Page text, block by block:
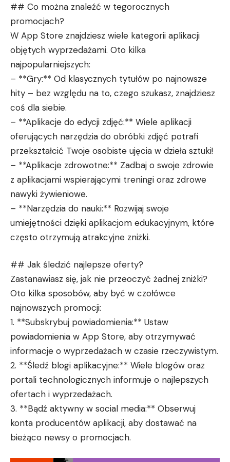
## Co można znaleźć w tegorocznych
promocjach?
W App Store znajdziesz wiele kategorii aplikacji
objętych wyprzedażami. Oto kilka
najpopularniejszych:
– **Gry:** Od klasycznych tytułów po najnowsze
hity – bez względu na to, czego szukasz, znajdziesz
coś dla siebie.
– **Aplikacje do edycji zdjęć:** Wiele aplikacji
oferujących narzędzia do obróbki zdjęć potrafi
przekształcić Twoje osobiste ujęcia w dzieła sztuki!
– **Aplikacje zdrowotne:** Zadbaj o swoje zdrowie
z aplikacjami wspierającymi treningi oraz zdrowe
nawyki żywieniowe.
– **Narzędzia do nauki:** Rozwijaj swoje
umiejętności dzięki aplikacjom edukacyjnym, które
często otrzymują atrakcyjne zniżki.
## Jak śledzić najlepsze oferty?
Zastanawiasz się, jak nie przeoczyć żadnej zniżki?
Oto kilka sposobów, aby być w czołówce
najnowszych promocji:
1. **Subskrybuj powiadomienia:** Ustaw
powiadomienia w App Store, aby otrzymywać
informacje o wyprzedażach w czasie rzeczywistym.
2. **Śledź blogi aplikacyjne:** Wiele blogów oraz
portali technologicznych informuje o najlepszych
ofertach i wyprzedażach.
3. **Bądź aktywny w social media:** Obserwuj
konta producentów aplikacji, aby dostawać na
bieżąco newsy o promocjach.